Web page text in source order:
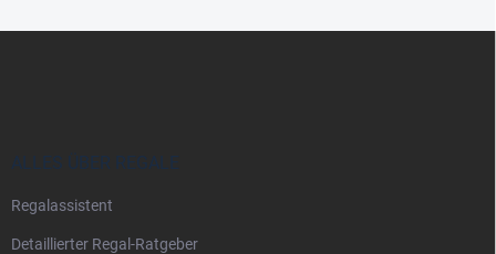
ALLES ÜBER REGALE
Regalassistent
Detaillierter Regal-Ratgeber